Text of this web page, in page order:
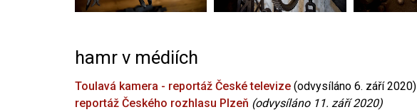
hamr v médiích
Toulavá kamera - reportáž České televize (odvysíláno 6. září 2020)
reportáž Českého rozhlasu Plzeň (odvysíláno 11. září 2020)